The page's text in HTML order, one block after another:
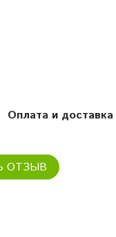
ОТЗЫВ
Оплата и доставка